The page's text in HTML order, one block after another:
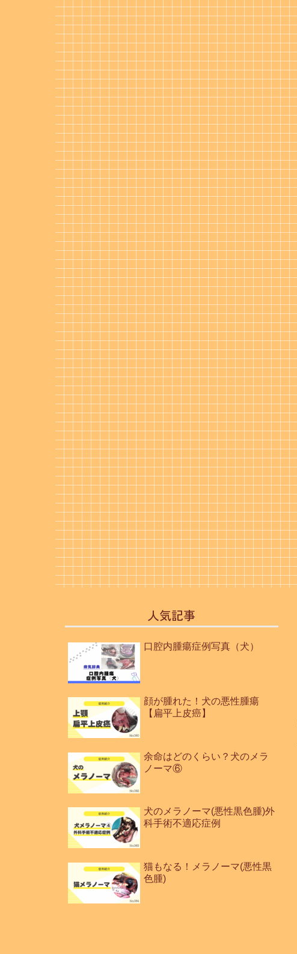
人気記事
口腔内腫瘍症例写真（犬）
顔が腫れた！犬の悪性腫瘍
【扁平上皮癌】
余命はどのくらい？犬のメラ
ノーマ⑥
犬のメラノーマ(悪性黒色腫)外
科手術不適応症例
猫もなる！メラノーマ(悪性黒
色腫)